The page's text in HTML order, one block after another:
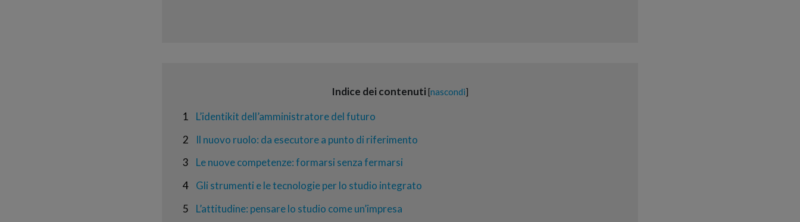
Indice dei contenuti [nascondi]
1
L’identikit dell’amministratore del futuro
2
Il nuovo ruolo: da esecutore a punto di riferimento
3
Le nuove competenze: formarsi senza fermarsi
4
Gli strumenti e le tecnologie per lo studio integrato
5
L’attitudine: pensare lo studio come un’impresa